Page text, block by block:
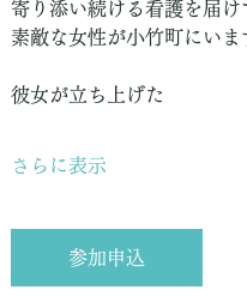
寄り添い続ける看護を届け
素敵な女性が小竹町にいま
彼女が立ち上げた
さらに表示
参加申込